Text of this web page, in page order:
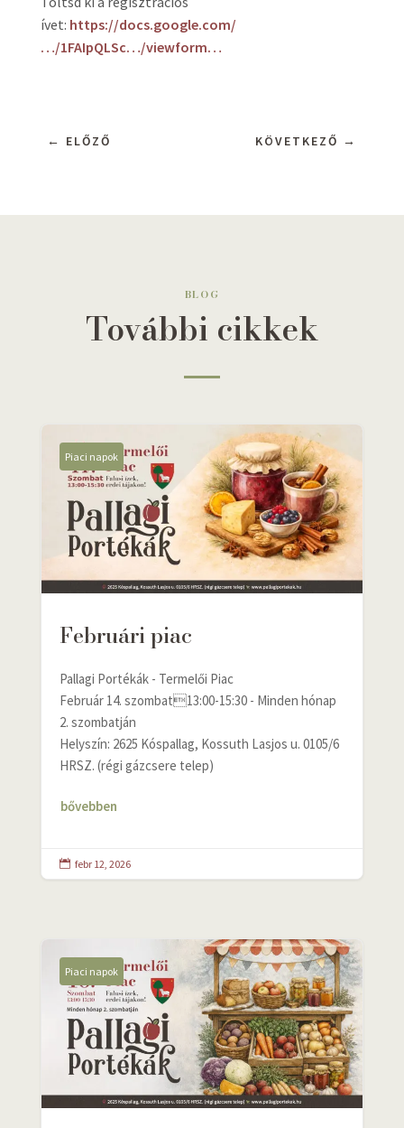
ívet: https://docs.google.com/
…/1FAIpQLSc…/viewform…
← ELŐZŐ KÖVETKEZŐ →
BLOG
További cikkek
Piaci napok
Februári piac
Pallagi Portékák - Termelői Piac
Február 14. szombat13:00-15:30 - Minden hónap
2. szombatján
Helyszín: 2625 Kóspallag, Kossuth Lasjos u. 0105/6
HRSZ. (régi gázcsere telep)
bővebben
 febr 12, 2026
Piaci napok